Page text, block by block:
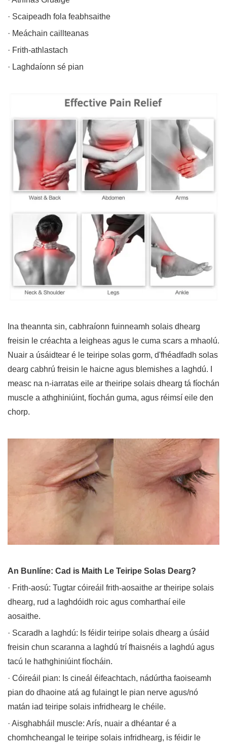
· Scaipeadh fola feabhsaithe
· Meáchain caillteanas
· Frith-athlastach
· Laghdaíonn sé pian
Ina theannta sin, cabhraíonn fuinneamh solais dhearg
freisin le créachta a leigheas agus le cuma scars a mhaolú.
Nuair a úsáidtear é le teiripe solas gorm, d'fhéadfadh solas
dearg cabhrú freisin le haicne agus blemishes a laghdú. I
measc na n-iarratas eile ar theiripe solais dhearg tá fíochán
muscle a athghiniúint, fíochán guma, agus réimsí eile den
chorp.
An Bunlíne: Cad is Maith Le Teiripe Solas Dearg?
· Frith-aosú: Tugtar cóireáil frith-aosaithe ar theiripe solais
dhearg, rud a laghdóidh roic agus comharthaí eile
aosaithe.
· Scaradh a laghdú: Is féidir teiripe solais dhearg a úsáid
freisin chun scaranna a laghdú trí fhaisnéis a laghdú agus
tacú le hathghiniúint fíocháin.
· Cóireáil pian: Is cineál éifeachtach, nádúrtha faoiseamh
pian do dhaoine atá ag fulaingt le pian nerve agus/nó
matán iad teiripe solais infridhearg le chéile.
· Aisghabháil muscle: Arís, nuair a dhéantar é a
chomhcheangal le teiripe solais infridhearg, is féidir le